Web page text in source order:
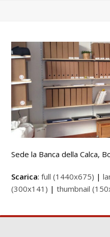
Sede la Banca della Calca,
Scarica:full (1440x675) |
(300x141) |thumbnail